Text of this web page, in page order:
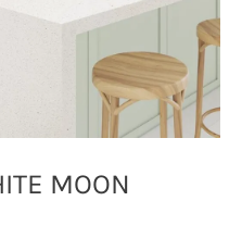
MOON